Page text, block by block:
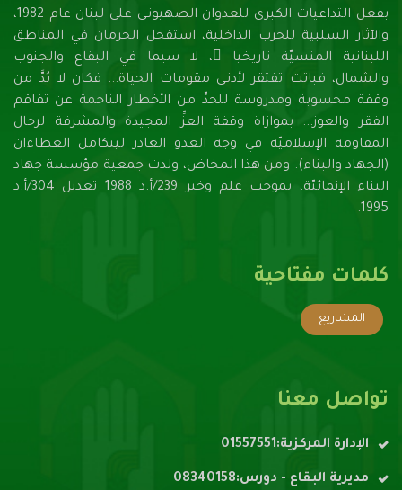
بفعل التداعيات الكبرى للعدوان الصهيونـي على لبنان عام 1982،
والآثار السلبية للحرب الداخلية، استفحل الحرمان في المناطق
اللبنانية المنسيّة تاريخيا ً، لا سيما في البقاع والجنوب
والشمال، فباتت تفتقر لأدنـى مقومات الحياة... فكان لا بُدَّ من
وقفة محسوبة ومدروسة للحدِّ من الأخطار الناجمة عن تفاقم
الفقر والعوز... بموازاة وقفة العزِّ المجيدة والمشرفة لرجال
المقاومة الإسلاميّة في وجه العدو الغادر ليتكامل العطاءان
(الجهاد والبناء). ومن هذا المخاض، ولدت جمعية مؤسسة جهاد
البناء الإنمائيّة، بموجب علم وخبر 239/أ.د 1988 تعديل 304/أ.د
1995.
كلمات مفتاحية
المشاريع
تواصل معنا
الإدارة المركزية:01557551
مديرية البقاع - دورس:08340158